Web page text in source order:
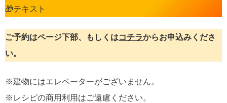
🎁テキスト
ご予約はページ下部、もしくはコチラからお申込みくださ
い。
※建物にはエレベーターがございません。
※レシピの商用利用はご遠慮ください。